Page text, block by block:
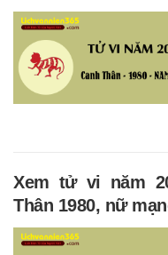
Xem tử vi năm
Thân 1980, nữ